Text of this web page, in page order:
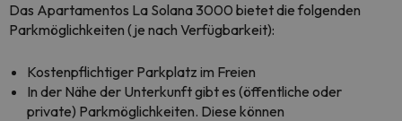
Das Apartamentos La Solana 3000 bietet die folgenden
Parkmöglichkeiten (je nach Verfügbarkeit):
Kostenpflichtiger Parkplatz im Freien
In der Nähe der Unterkunft gibt es (öffentliche oder
private) Parkmöglichkeiten. Diese können